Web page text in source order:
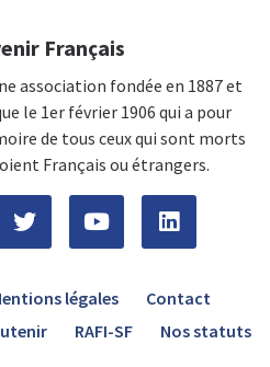
Français
association fondée en 1887 et
le 1er février 1906 qui a pour
de tous ceux qui sont morts
Français ou étrangers.
légales
Contact
RAFI-SF Nos statuts